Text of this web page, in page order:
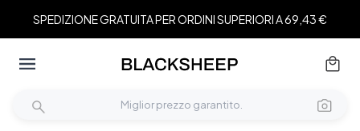
SPEDIZIONE GRATUITA PER ORDINI SUPERIORI A 69,43 €